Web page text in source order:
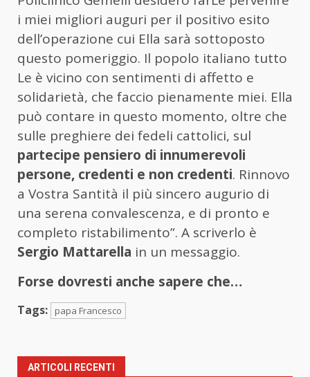
i miei migliori auguri per il positivo esito
dell’operazione cui Ella sarà sottoposto
questo pomeriggio. Il popolo italiano tutto
Le è vicino con sentimenti di affetto e
solidarietà, che faccio pienamente miei. Ella
può contare in questo momento, oltre che
sulle preghiere dei fedeli cattolici, sul
partecipe pensiero di innumerevoli
persone, credenti e non credenti. Rinnovo
a Vostra Santità il più sincero augurio di
una serena convalescenza, e di pronto e
completo ristabilimento”. A scriverlo è
Sergio Mattarella in un messaggio.
Forse dovresti anche sapere che…
Tags: papa Francesco
ARTICOLI RECENTI